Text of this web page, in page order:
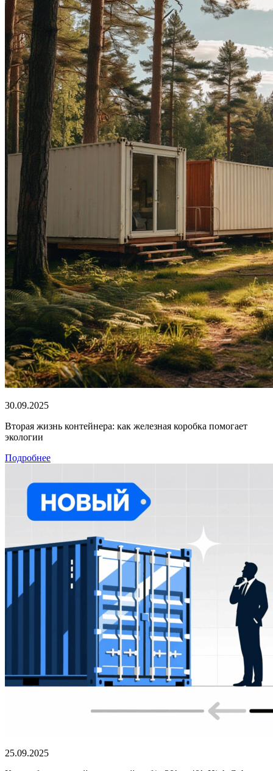
30.09.2025
Вторая жизнь контейнера: как железная коробка помогает
экологии
Подробнее
25.09.2025